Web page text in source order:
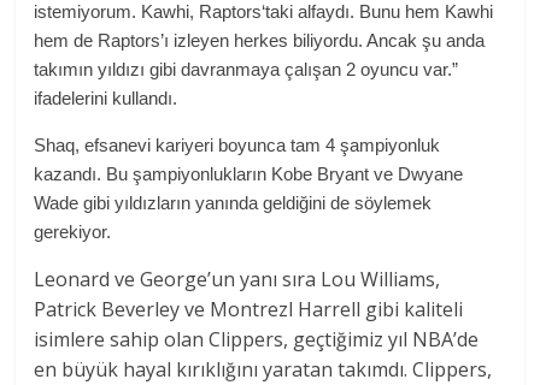
istemiyorum. Kawhi, Raptors‘taki alfaydı. Bunu hem Kawhi
hem de Raptors’ı izleyen herkes biliyordu. Ancak şu anda
takımın yıldızı gibi davranmaya çalışan 2 oyuncu var.”
ifadelerini kullandı.
Shaq, efsanevi kariyeri boyunca tam 4 şampiyonluk
kazandı. Bu şampiyonlukların Kobe Bryant ve Dwyane
Wade gibi yıldızların yanında geldiğini de söylemek
gerekiyor.
Leonard ve George’un yanı sıra Lou Williams,
Patrick Beverley ve Montrezl Harrell gibi kaliteli
isimlere sahip olan Clippers, geçtiğimiz yıl NBA’de
en büyük hayal kırıklığını yaratan takımdı. Clippers,